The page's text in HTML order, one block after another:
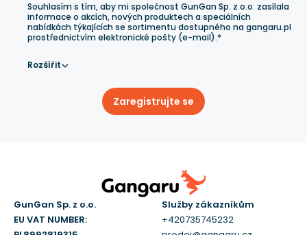
Souhlasím s tím, aby mi společnost GunGan Sp. z o.o. zasílala
informace o akcích, nových produktech a speciálních
nabídkách týkajících se sortimentu dostupného na gangaru.pl
prostřednictvím elektronické pošty (e-mail).*
Rozšířit
Zaregistrujte se
GunGan Sp. z o.o.
EU VAT NUMBER:
Služby zákazníkům
+420735745232